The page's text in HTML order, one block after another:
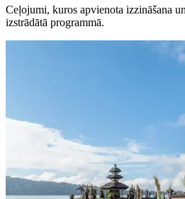
Ceļojumi, kuros apvienota izzināšana
izstrādātā programmā.